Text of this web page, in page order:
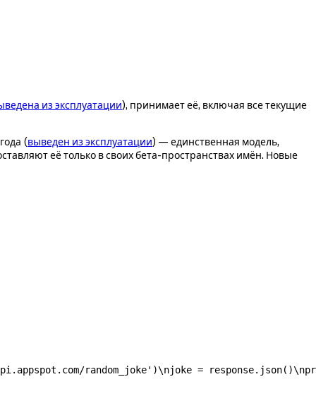
из эксплуатации), принимает её, включая все текущие
(выведен из эксплуатации) — единственная модель,
её только в своих бета-пространствах имён. Новые
random_joke')\njoke =